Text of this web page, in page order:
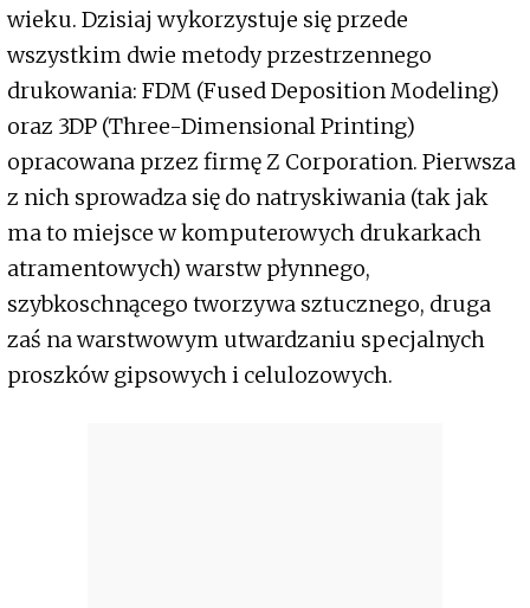
wieku. Dzisiaj wykorzystuje się przede
wszystkim dwie metody przestrzennego
drukowania: FDM (Fused Deposition Modeling)
oraz 3DP (Three-Dimensional Printing)
opracowana przez firmę Z Corporation. Pierwsza
z nich sprowadza się do natryskiwania (tak jak
ma to miejsce w komputerowych drukarkach
atramentowych) warstw płynnego,
szybkoschnącego tworzywa sztucznego, druga
zaś na warstwowym utwardzaniu specjalnych
proszków gipsowych i celulozowych.